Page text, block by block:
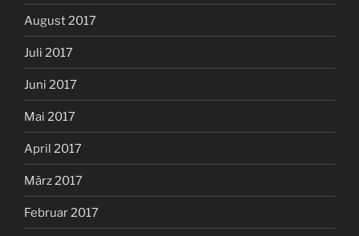
August 2017
Juli 2017
Juni 2017
Mai 2017
April 2017
März 2017
Februar 2017